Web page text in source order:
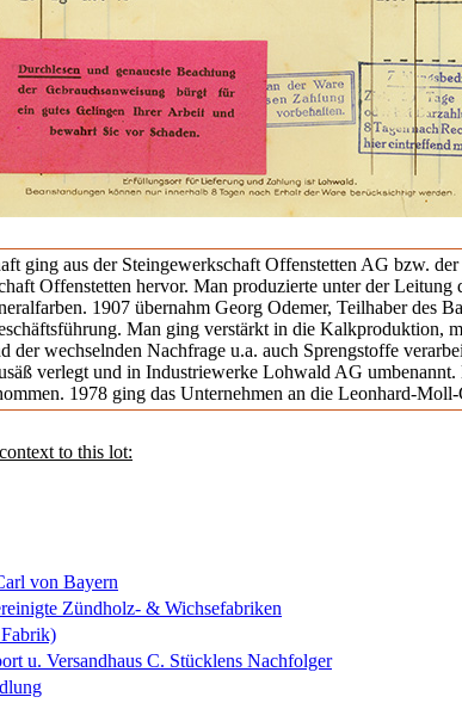
ging aus der Steingewerkschaft Offenstetten AG bzw.
Offenstetten hervor. Man produzierte unter der
1907 übernahm Georg Odemer, Teilhaber des
Man ging verstärkt in die Kalkproduktion,
der wechselnden Nachfrage u.a. auch Sprengstoffe
verlegt und in Industriewerke Lohwald AG
1978 ging das Unternehmen an die Leonhard-
to this lot:
von Bayern
Zündholz- & Wichsefabriken
u. Versandhaus C. Stücklens Nachfolger